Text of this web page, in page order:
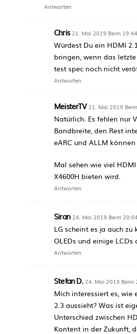
Antworten
Chris 21. Mai 2019 Beim 19:44
Würdest Du ein HDMI
bringen, wenn das
test spec noch nicht
Antworten
MeisterTV 21. Mai 2019
Natürlich. Es fehlen nur
Bandbreite, den Rest
eARC und ALLM
Mal sehen wie viel
X4600H bieten wird.
Antworten
Siran 24. Mai 2019 Beim
LG scheint es ja auch zu
OLEDs und einige LCDs
Antworten
Stefan D. 24. Mai 2019 Beim
Mich interessiert es, wie
2.3 aussieht? Was ist
Unterschied zwischen
Kontent in der Zukunft,